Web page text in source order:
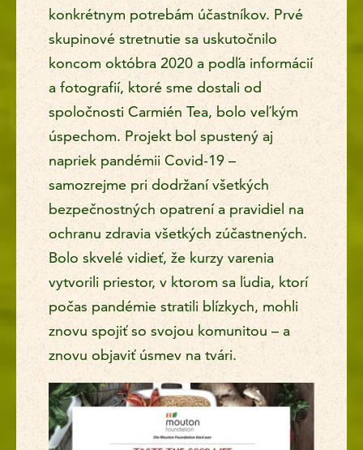
konkrétnym potrebám účastníkov. Prvé
skupinové stretnutie sa uskutočnilo
koncom októbra 2020 a podľa informácií
a fotografií, ktoré sme dostali od
spoločnosti Carmién Tea, bolo veľkým
úspechom. Projekt bol spustený aj
napriek pandémii Covid-19 –
samozrejme pri dodržaní všetkých
bezpečnostných opatrení a pravidiel na
ochranu zdravia všetkých zúčastnených.
Bolo skvelé vidieť, že kurzy varenia
vytvorili priestor, v ktorom sa ľudia, ktorí
počas pandémie stratili blízkych, mohli
znovu spojiť so svojou komunitou – a
znovu objaviť úsmev na tvári.